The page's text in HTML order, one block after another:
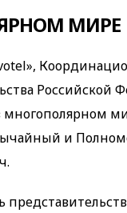
МИРЕ
Российской
и